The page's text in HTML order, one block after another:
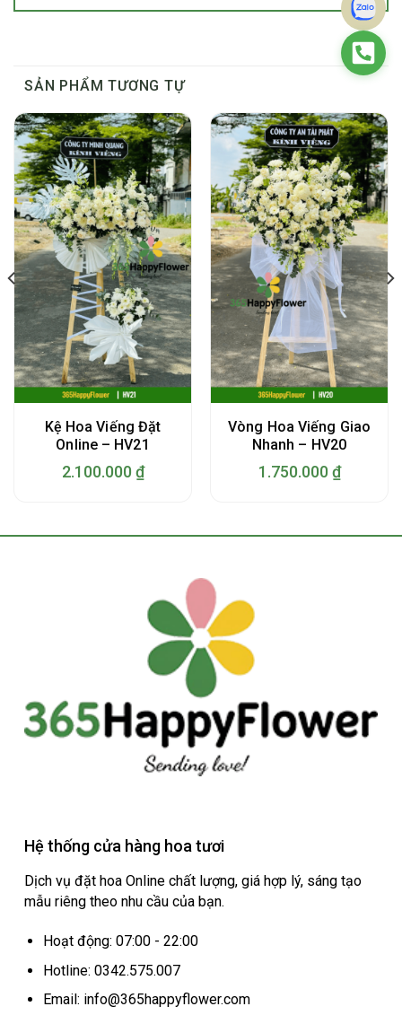
SẢN PHẨM TƯƠNG TỰ
Kệ Hoa Viếng Đặt
Online – HV21
2.100.000 ₫
Vòng Hoa Viếng Giao
Nhanh – HV20
1.750.000 ₫
Hệ thống cửa hàng hoa tươi
Dịch vụ đặt hoa Online chất lượng, giá hợp lý, sáng tạo
mẫu riêng theo nhu cầu của bạn.
Hoạt động: 07:00 - 22:00
Hotline: 0342.575.007
Email: info@365happyflower.com